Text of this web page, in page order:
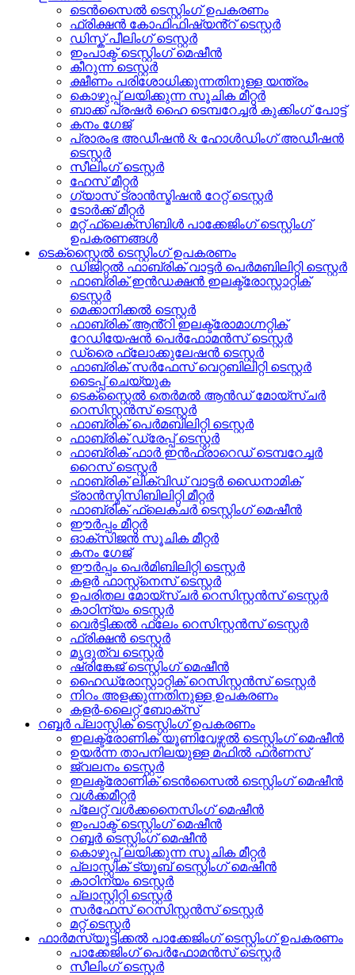
ടെൻസൈൽ ടെസ്റ്റിംഗ് ഉപകരണം
ഫ്രിക്ഷൻ കോഫിഫിഷ്യൻ്റ് ടെസ്റ്റർ
ഡിസ്ക് പീലിംഗ് ടെസ്റ്റർ
ഇംപാക്ട് ടെസ്റ്റിംഗ് മെഷീൻ
കീറുന്ന ടെസ്റ്റർ
ക്ഷീണം പരിശോധിക്കുന്നതിനുള്ള യന്ത്രം
കൊഴുപ്പ് ലയിക്കുന്ന സൂചിക മീറ്റർ
ബാക്ക് പ്രഷർ ഹൈ ടെമ്പറേച്ചർ കുക്കിംഗ് പോട്ട്
കനം ഗേജ്
പ്രാരംഭ അഡീഷൻ & ഹോൾഡിംഗ് അഡീഷൻ
ടെസ്റ്റർ
സീലിംഗ് ടെസ്റ്റർ
ഹേസ് മീറ്റർ
ഗ്യാസ് ട്രാൻസ്മിഷൻ റേറ്റ് ടെസ്റ്റർ
ടോർക്ക് മീറ്റർ
മറ്റ് ഫ്ലെക്സിബിൾ പാക്കേജിംഗ് ടെസ്റ്റിംഗ്
ഉപകരണങ്ങൾ
ടെക്സ്റ്റൈൽ ടെസ്റ്റിംഗ് ഉപകരണം
ഡിജിറ്റൽ ഫാബ്രിക് വാട്ടർ പെർമബിലിറ്റി ടെസ്റ്റർ
ഫാബ്രിക് ഇൻഡക്ഷൻ ഇലക്ട്രോസ്റ്റാറ്റിക്
ടെസ്റ്റർ
മെക്കാനിക്കൽ ടെസ്റ്റർ
ഫാബ്രിക് ആൻ്റി ഇലക്ട്രോമാഗ്നറ്റിക്
റേഡിയേഷൻ പെർഫോമൻസ് ടെസ്റ്റർ
ഡ്രൈ ഫ്ലോക്കുലേഷൻ ടെസ്റ്റർ
ഫാബ്രിക് സർഫേസ് വെറ്റബിലിറ്റി ടെസ്റ്റർ
ടൈപ്പ് ചെയ്യുക
ടെക്സ്റ്റൈൽ തെർമൽ ആൻഡ് മോയ്സ്ചർ
റെസിസ്റ്റൻസ് ടെസ്റ്റർ
ഫാബ്രിക് പെർമബിലിറ്റി ടെസ്റ്റർ
ഫാബ്രിക് ഡ്രേപ്പ് ടെസ്റ്റർ
ഫാബ്രിക് ഫാർ ഇൻഫ്രാറെഡ് ടെമ്പറേച്ചർ
റൈസ് ടെസ്റ്റർ
ഫാബ്രിക് ലിക്വിഡ് വാട്ടർ ഡൈനാമിക്
ട്രാൻസ്മിസിബിലിറ്റി മീറ്റർ
ഫാബ്രിക് ഫ്ലെക്‌ചർ ടെസ്റ്റിംഗ് മെഷീൻ
ഈർപ്പം മീറ്റർ
ഓക്സിജൻ സൂചിക മീറ്റർ
കനം ഗേജ്
ഈർപ്പം പെർമിബിലിറ്റി ടെസ്റ്റർ
കളർ ഫാസ്റ്റ്നെസ് ടെസ്റ്റർ
ഉപരിതല മോയ്സ്ചർ റെസിസ്റ്റൻസ് ടെസ്റ്റർ
കാഠിന്യം ടെസ്റ്റർ
വെർട്ടിക്കൽ ഫ്ലേം റെസിസ്റ്റൻസ് ടെസ്റ്റർ
ഫ്രിക്ഷൻ ടെസ്റ്റർ
മൃദുത്വ ടെസ്റ്റർ
ഷ്രിങ്കേജ് ടെസ്റ്റിംഗ് മെഷീൻ
ഹൈഡ്രോസ്റ്റാറ്റിക് റെസിസ്റ്റൻസ് ടെസ്റ്റർ
നിറം അളക്കുന്നതിനുള്ള ഉപകരണം
കളർ-ലൈറ്റ് ബോക്സ്
റബ്ബർ പ്ലാസ്റ്റിക് ടെസ്റ്റിംഗ് ഉപകരണം
ഇലക്ട്രോണിക് യൂണിവേഴ്സൽ ടെസ്റ്റിംഗ് മെഷീൻ
ഉയർന്ന താപനിലയുള്ള മഫിൽ ഫർണസ്
ജ്വലനം ടെസ്റ്റർ
ഇലക്ട്രോണിക് ടെൻസൈൽ ടെസ്റ്റിംഗ് മെഷീൻ
വൾക്കമീറ്റർ
പ്ലേറ്റ് വൾക്കനൈസിംഗ് മെഷീൻ
ഇംപാക്ട് ടെസ്റ്റിംഗ് മെഷീൻ
റബ്ബർ ടെസ്റ്റിംഗ് മെഷീൻ
കൊഴുപ്പ് ലയിക്കുന്ന സൂചിക മീറ്റർ
പ്ലാസ്റ്റിക് ട്യൂബ് ടെസ്റ്റിംഗ് മെഷീൻ
കാഠിന്യം ടെസ്റ്റർ
പ്ലാസ്റ്റിറ്റി ടെസ്റ്റർ
സർഫേസ് റെസിസ്റ്റൻസ് ടെസ്റ്റർ
മറ്റ് ടെസ്റ്റർ
ഫാർമസ്യൂട്ടിക്കൽ പാക്കേജിംഗ് ടെസ്റ്റിംഗ് ഉപകരണം
പാക്കേജിംഗ് പെർഫോമൻസ് ടെസ്റ്റർ
സീലിംഗ് ടെസ്റ്റർ